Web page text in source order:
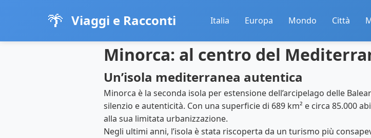
🌴 Viaggi e Racconti Italia Europa Mondo Città
Minorca: al centro del
Un’isola mediterranea autentica
Minorca è la seconda isola per estensione dell’arcipelago delle
silenzio e autenticità. Con una superficie di 689 km² e circa 85.000
alla sua limitata urbanizzazione.
Negli ultimi anni, l’isola è stata riscoperta da un turismo più